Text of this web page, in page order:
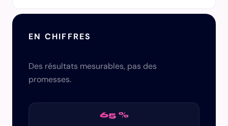
EN CHIFFRES
Des résultats mesurables, pas des
promesses.
65 %